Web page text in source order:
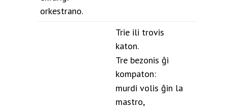
orkestrano.
Trie ili trovis
katon.
Tre bezonis ĝi
kompaton:
murdi volis ĝin la
mastro,